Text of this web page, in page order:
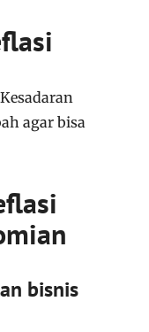
agar bisa
bisnis